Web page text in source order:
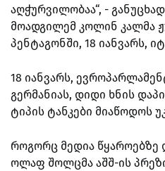
აღჭურვილობაა“, -
მოადგილემ კოლინ კალმა
პენტაგონში, 18 იანვარს,
18 იანვარს,
გერმანიას, დიდი ხნის
ტიპის ტანკები მიაწოდოს
როგორც მედია წყაროებზე
ოლაფ შოლცმა აშშ-ის